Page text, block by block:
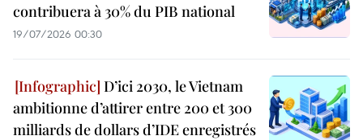
contribuera à 30% du PIB national
19/07/2026 00:30
D’ici 2030, le Vietnam
ambitionne d’attirer entre 200 et 300
milliards de dollars d’IDE enregistrés